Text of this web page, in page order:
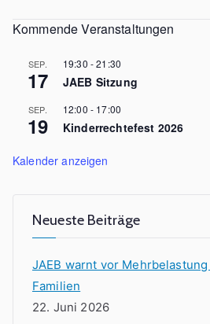
Kommende Veranstaltungen
SEP.
17
19:30 -21:30
JAEB Sitzung
SEP.
19
12:00 - 17:00
Kinderrechtefest 2026
Kalender anzeigen
Neueste Beiträge
JAEB warnt vor
Familien
22. Juni 2026